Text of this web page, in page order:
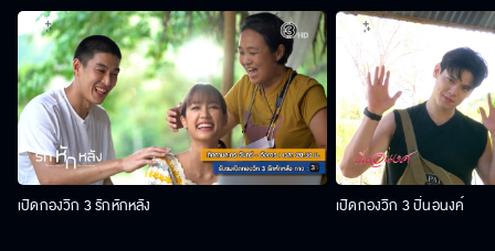
เปิดกองวิก 3 รักหักหลัง เปิดกองวิก 3 ปิ่นอนงค์